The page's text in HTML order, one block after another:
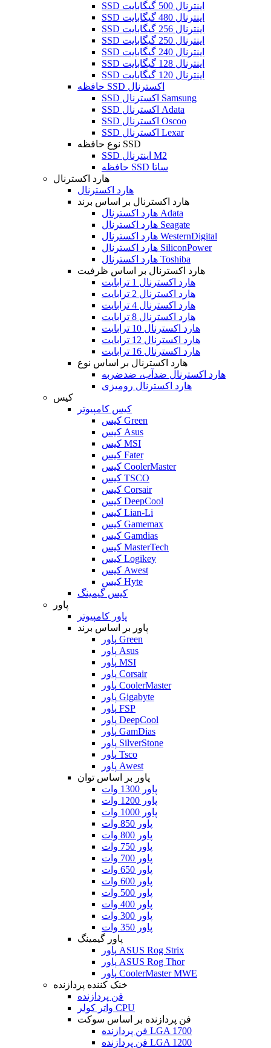
SSD اینترنال 500 گیگابایت
SSD اینترنال 480 گیگابایت
SSD اینترنال 256 گیگابایت
SSD اینترنال 250 گیگابایت
SSD اینترنال 240 گیگابایت
SSD اینترنال 128 گیگابایت
SSD اینترنال 120 گیگابایت
حافظه SSD اکسترنال
SSD اکسترنال Samsung
SSD اکسترنال Adata
SSD اکسترنال Oscoo
SSD اکسترنال Lexar
نوع حافظه SSD
SSD اینترنال M2
حافظه SSD ساتا
هارد اکسترنال
هارد اکسترنال
هارد اکسترنال بر اساس برند
هارد اکسترنال Adata
هارد اکسترنال Seagate
هارد اکسترنال WesternDigital
هارد اکسترنال SiliconPower
هارد اکسترنال Toshiba
هارد اکسترنال بر اساس ظرفیت
هارد اکسترنال 1 ترابایت
هارد اکسترنال 2 ترابایت
هارد اکسترنال 4 ترابایت
هارد اکسترنال 8 ترابایت
هارد اکسترنال 10 ترابایت
هارد اکسترنال 12 ترابایت
هارد اکسترنال 16 ترابایت
هارد اکسترنال بر اساس نوع
هارد اکسترنال ضدآب، ضدضربه
هارد اکسترنال رومیزی
کیس
کیس کامپیوتر
کیس Green
کیس Asus
کیس MSI
کیس Fater
کیس CoolerMaster
کیس TSCO
کیس Corsair
کیس DeepCool
کیس Lian-Li
کیس Gamemax
کیس Gamdias
کیس MasterTech
کیس Logikey
کیس Awest
کیس Hyte
کیس گیمینگ
پاور
پاور کامپیوتر
پاور بر اساس برند
پاور Green
پاور Asus
پاور MSI
پاور Corsair
پاور CoolerMaster
پاور Gigabyte
پاور FSP
پاور DeepCool
پاور GamDias
پاور SilverStone
پاور Tsco
پاور Awest
پاور بر اساس توان
پاور 1300 وات
پاور 1200 وات
پاور 1000 وات
پاور 850 وات
پاور 800 وات
پاور 750 وات
پاور 700 وات
پاور 650 وات
پاور 600 وات
پاور 500 وات
پاور 400 وات
پاور 300 وات
پاور 350 وات
پاور گیمینگ
پاور ASUS Rog Strix
پاور ASUS Rog Thor
پاور CoolerMaster MWE
خنک کننده پردازنده
فن پردازنده
واتر کولر CPU
فن پردازنده بر اساس سوکت
فن پردازنده LGA 1700
فن پردازنده LGA 1200